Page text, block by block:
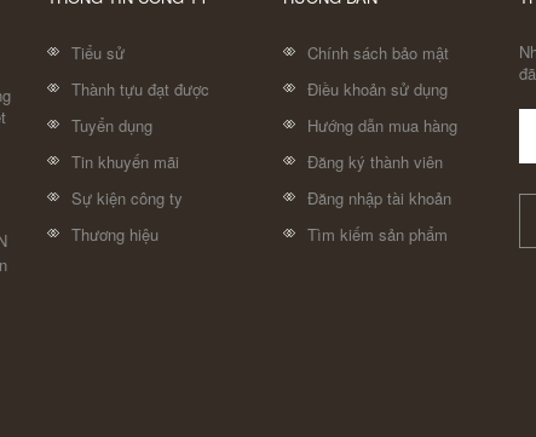
Tiểu sử
Thành tựu đạt được
Tuyển dụng
Tin khuyến mãi
Sự kiện công ty
Thương hiệu
Chính sách bảo mật
Điều khoản sử dụng
Hướng dẫn mua hàng
Đăng ký thành viên
Đăng nhập tài khoản
Tìm kiếm sản phẩm